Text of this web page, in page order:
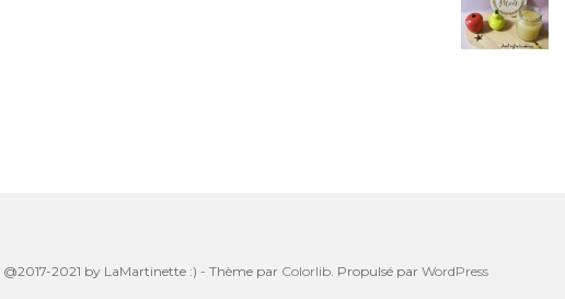
@2017-2021 by LaMartinette :) - Thème par Colorlib. Propulsé par WordPress